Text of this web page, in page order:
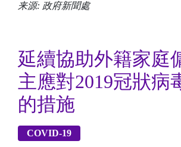
来源: 政府新聞處
延續協助外籍家庭
主應對2019冠狀病
的措施
COVID-19